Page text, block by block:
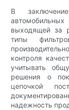
В
автомобильных
выходящей за
типы
контроля
учитывать
решения о
цепочкой
надежность